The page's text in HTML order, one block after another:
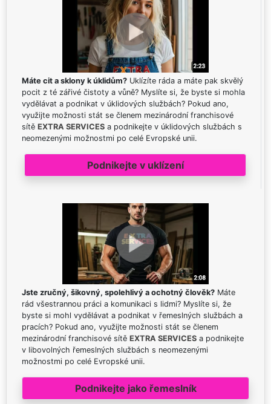
Máte cit a sklony k úklidům? Uklízíte ráda a máte pak skvělý
pocit z té zářivé čistoty a vůně? Myslíte si, že byste si mohla
vydělávat a podnikat v úklidových službách? Pokud ano,
využijte možnosti stát se členem mezinárodní franchisové
sítě EXTRA SERVICES a podnikejte v úklidových službách s
neomezenými možnostmi po celé Evropské unii.
Podnikejte v uklízení
Jste zručný, šikovný, spolehlivý a ochotný člověk? Máte
rád všestrannou práci a komunikaci s lidmi? Myslíte si, že
byste si mohl vydělávat a podnikat v řemeslných službách a
pracích? Pokud ano, využijte možnosti stát se členem
mezinárodní franchisové sítě EXTRA SERVICES a podnikejte
v libovolných řemeslných službách s neomezenými
možnostmi po celé Evropské unii.
Podnikejte jako řemeslník